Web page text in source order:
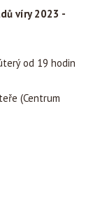
víry 2023 -
od 19 hodin
(Centrum